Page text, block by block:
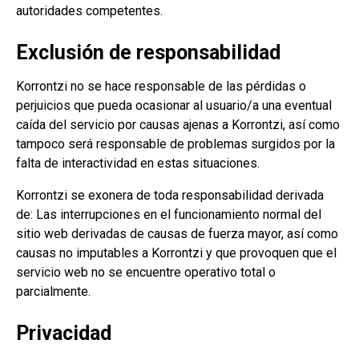
autoridades competentes.
Exclusión de responsabilidad​
Korrontzi no se hace responsable de las pérdidas o
perjuicios que pueda ocasionar al usuario/a una eventual
caída del servicio por causas ajenas a Korrontzi, así como
tampoco será responsable de problemas surgidos por la
falta de interactividad en estas situaciones.
Korrontzi se exonera de toda responsabilidad derivada
de: Las interrupciones en el funcionamiento normal del
sitio web derivadas de causas de fuerza mayor, así como
causas no imputables a Korrontzi y que provoquen que el
servicio web no se encuentre operativo total o
parcialmente.
Privacidad​